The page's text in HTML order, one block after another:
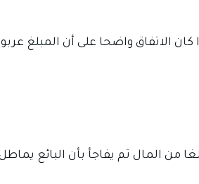
كان الاتفاق واضحا على أن المبلغ
من المال ثم يفاجأ بأن البائع